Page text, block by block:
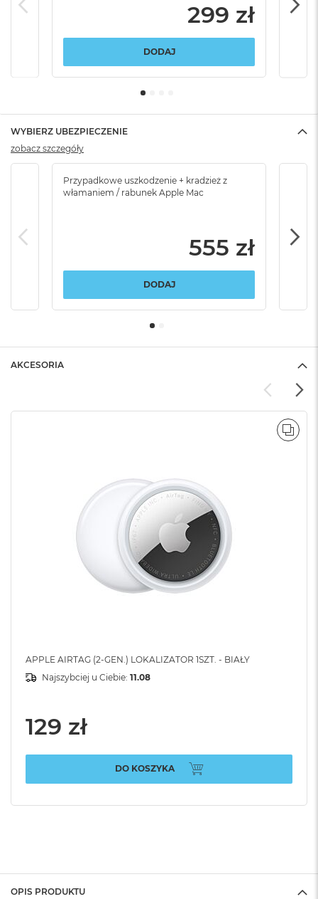
299 zł
DODAJ
WYBIERZ UBEZPIECZENIE
Przypadkowe uszkodzenie + kradzież z
włamaniem / rabunek Apple Mac
555 zł
DODAJ
zobacz szczegóły
AKCESORIA
APPLE AIRTAG (2-GEN.) LOKALIZATOR 1SZT. - BIAŁY
Najszybciej u Ciebie: 11.08
129 zł
DO KOSZYKA
OPIS PRODUKTU